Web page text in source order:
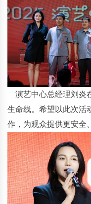
演艺中心总经理刘炎
生命线。希望以此次活
作，为观众提供更安全